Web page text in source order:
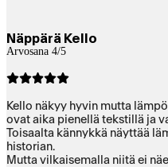
Näppärä Kello
Arvosana 4/5
Kello näkyy hyvin mutta
ovat aika pienellä tekstillä ja
Toisaalta kännykkä näyttää
historian.
Mutta vilkaisemalla niitä ei